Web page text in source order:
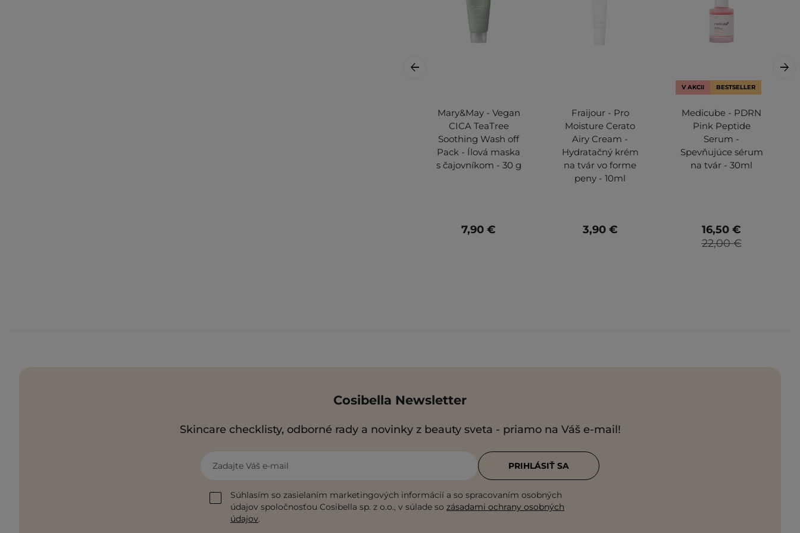
Mary&May - Vegan
CICA TeaTree
Soothing Wash off
Pack - Ílová maska
s čajovníkom - 30 g
7,90 €
Fraijour - Pro
Moisture Cerato
Airy Cream -
Hydratačný krém
na tvár vo forme
peny - 10ml
3,90 €
V AKCII BESTSELLER
Medicube - PDRN
Pink Peptide
Serum -
Spevňujúce sérum
na tvár - 30ml
22,00 €
16,50 €
Cosibella Newsletter
Skincare checklisty, odborné rady a novinky z beauty sveta - priamo na Váš e-mail!
Zadajte Váš e-mail
Súhlasím so zasielaním marketingových informácií a so spracovaním osobných
údajov spoločnosťou Cosibella sp. z o.o., v súlade so zásadami ochrany osobných
údajov.
PRIHLÁSIŤ SA